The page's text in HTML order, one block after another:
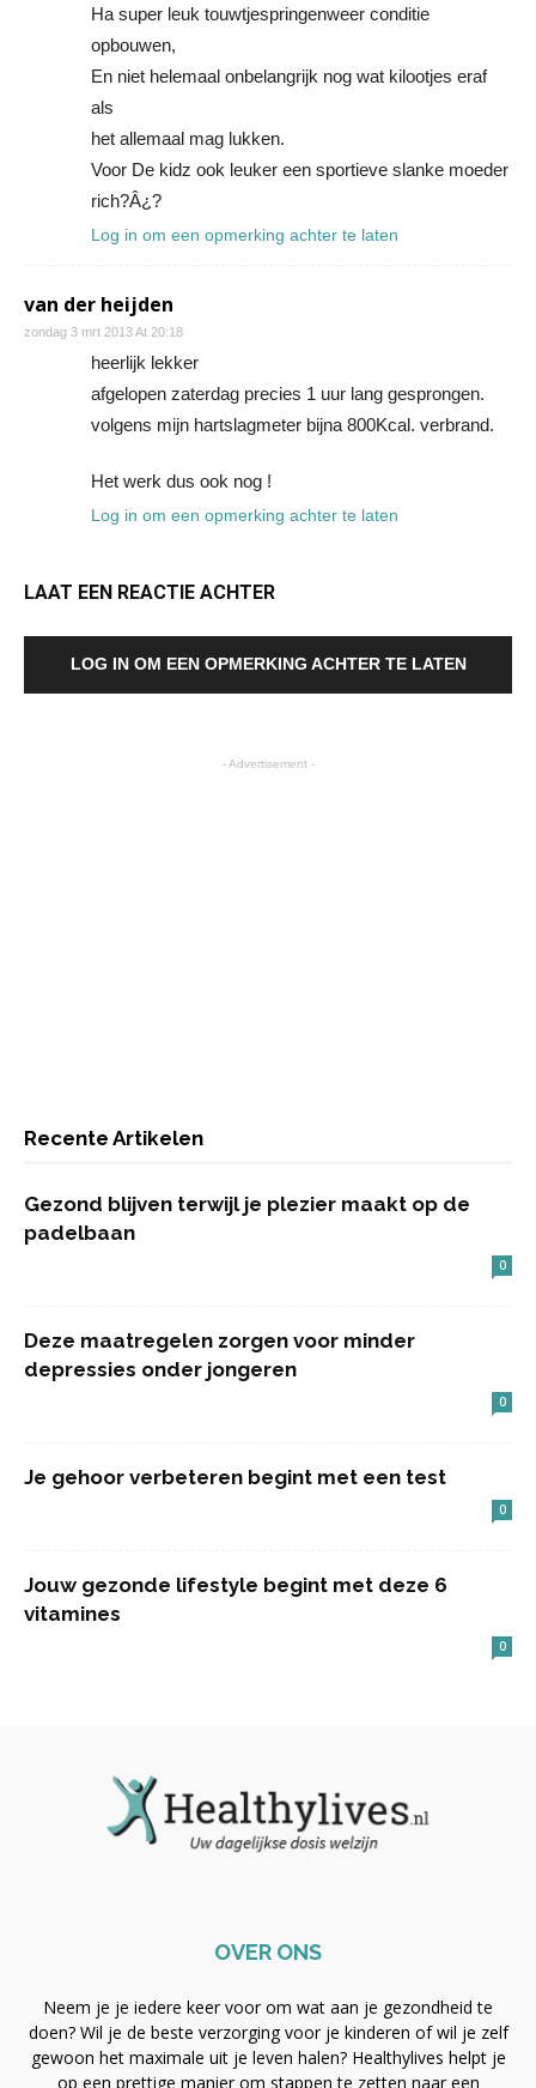
Ha super leuk touwtjespringenweer conditie
opbouwen,
En niet helemaal onbelangrijk nog wat kilootjes eraf
als
het allemaal mag lukken.
Voor De kidz ook leuker een sportieve slanke moeder
rich?Â¿?
Log in om een opmerking achter te laten
van der heijden
zondag 3 mrt 2013 At 20:18
heerlijk lekker
afgelopen zaterdag precies 1 uur lang gesprongen.
volgens mijn hartslagmeter bijna 800Kcal. verbrand.
Het werk dus ook nog !
Log in om een opmerking achter te laten
LAAT EEN REACTIE ACHTER
LOG IN OM EEN OPMERKING ACHTER TE LATEN
- Advertisement -
Recente Artikelen
Gezond blijven terwijl je plezier maakt op de
padelbaan
0
Deze maatregelen zorgen voor minder
depressies onder jongeren
0
Je gehoor verbeteren begint met een test
0
Jouw gezonde lifestyle begint met deze 6
vitamines
0
OVER ONS
Neem je je iedere keer voor om wat aan je gezondheid te
doen? Wil je de beste verzorging voor je kinderen of wil je zelf
gewoon het maximale uit je leven halen? Healthylives helpt je
op een prettige manier om stappen te zetten naar een